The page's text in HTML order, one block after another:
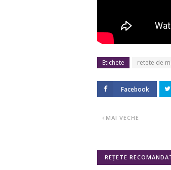
Etichete retete de
Facebook
MAI VECHE
REȚETE